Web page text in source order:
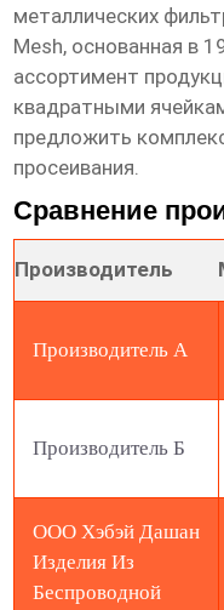
металлических
Mesh, основанная в
ассортимент
квадратными
предложить
просеивания.
Сравнение
Производитель
Производитель А
Производитель Б
ООО Хэбэй Дашан
Изделия Из
Беспроводной